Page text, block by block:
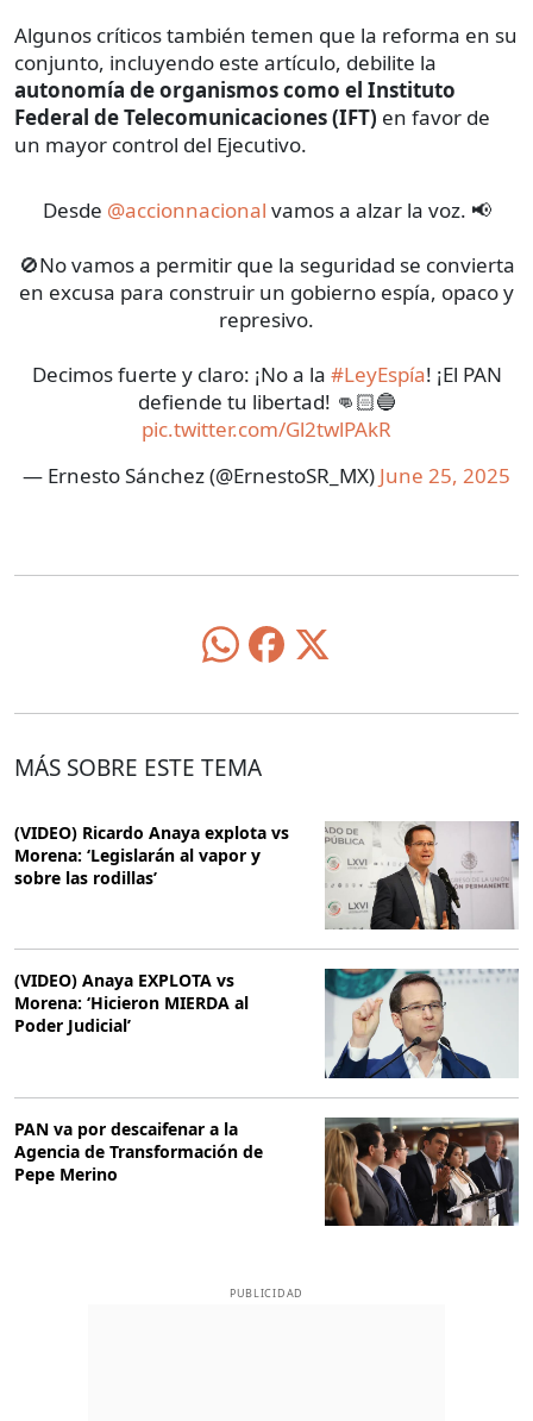
Algunos críticos también temen que la reforma en su
conjunto, incluyendo este artículo, debilite la
autonomía de organismos como el Instituto
Federal de Telecomunicaciones (IFT) en favor de
un mayor control del Ejecutivo.
Desde @accionnacional vamos a alzar la voz. 📢
🚫No vamos a permitir que la seguridad se convierta
en excusa para construir un gobierno espía, opaco y
represivo.
Decimos fuerte y claro: ¡No a la #LeyEspía! ¡El PAN
defiende tu libertad! 👊🏻🔵
pic.twitter.com/Gl2twlPAkR
— Ernesto Sánchez (@ErnestoSR_MX) June 25, 2025
MÁS SOBRE ESTE TEMA
(VIDEO) Ricardo Anaya explota vs
Morena: ‘Legislarán al vapor y
sobre las rodillas’
(VIDEO) Anaya EXPLOTA vs
Morena: ‘Hicieron MIERDA al
Poder Judicial’
PAN va por descaifenar a la
Agencia de Transformación de
Pepe Merino
PUBLICIDAD